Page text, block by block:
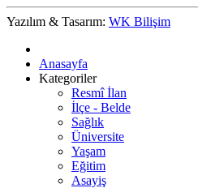
Yazılım & Tasarım: WK Bilişim
Anasayfa
Kategoriler
Resmî İlan
İlçe - Belde
Sağlık
Üniversite
Yaşam
Eğitim
Asayiş